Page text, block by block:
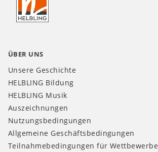
DE
ÜBER UNS
Unsere Geschichte
HELBLING Bildung
HELBLING Musik
Auszeichnungen
Nutzungsbedingungen
Allgemeine Geschäftsbedingungen
Teilnahmebedingungen für Wettbewerbe